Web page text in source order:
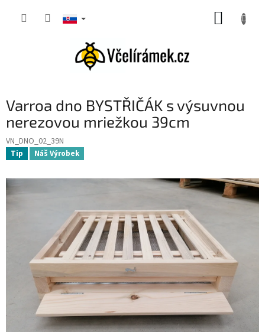
Varroa dno BYSTŘIČÁK s výsuvnou
nerezovou mriežkou 39cm
VN_DNO_02_39N
Tip Náš Výrobek